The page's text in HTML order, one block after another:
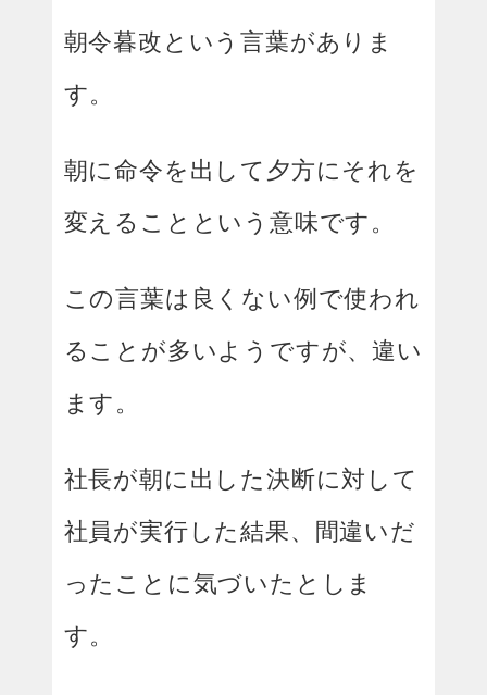
朝令暮改という言葉がありま
す。
朝に命令を出して夕方にそれを
変えることという意味です。
この言葉は良くない例で使われ
ることが多いようですが、違い
ます。
社長が朝に出した決断に対して
社員が実行した結果、間違いだ
ったことに気づいたとしま
す。